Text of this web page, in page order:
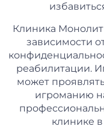
Клиника
зависимости
реабилитации.
может
игроманию
клинике